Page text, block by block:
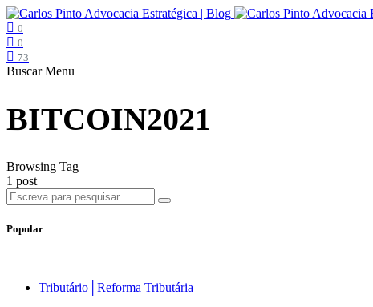
0
0
73
Buscar Menu
BITCOIN2021
Browsing Tag
1 post
Popular
Tributário│Reforma Tributária